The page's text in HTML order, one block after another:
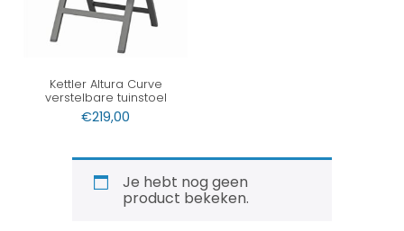
Kettler Altura Curve
verstelbare tuinstoel
€219,00
Je hebt nog geen
product bekeken.